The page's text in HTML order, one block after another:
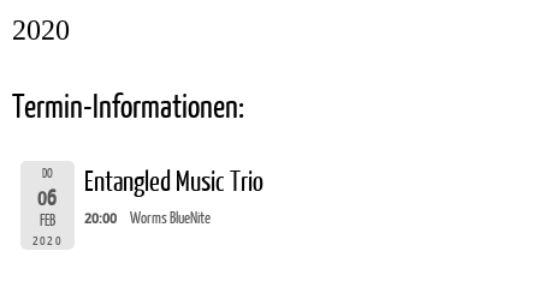
2020
Termin-Informationen:
DO
06
FEB
2020
Entangled Music Trio
20:00 Worms BlueNite